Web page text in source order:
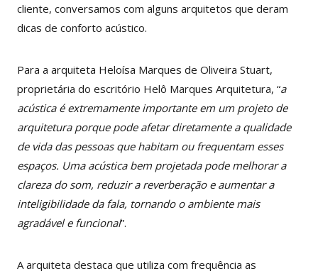
cliente, conversamos com alguns arquitetos que deram
dicas de conforto acústico.
Para a arquiteta Heloísa Marques de Oliveira Stuart,
proprietária do escritório Helô Marques Arquitetura, “a
acústica é extremamente importante em um projeto de
arquitetura porque pode afetar diretamente a qualidade
de vida das pessoas que habitam ou frequentam esses
espaços. Uma acústica bem projetada pode melhorar a
clareza do som, reduzir a reverberação e aumentar a
inteligibilidade da fala, tornando o ambiente mais
agradável e funcional”.
A arquiteta destaca que utiliza com frequência as